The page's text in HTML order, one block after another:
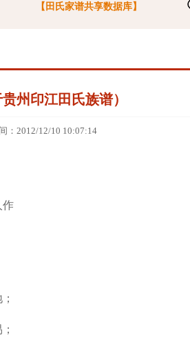
【田氏家谱共享数据库】
州印江田氏族谱）
12/10 10:07:14
作